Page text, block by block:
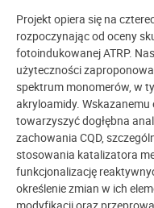
Projekt opiera się na
rozpoczynając od oceny
fotoindukowanej ATRP.
użyteczności
spektrum monomerów, w
akryloamidy.
towarzyszyć dogłębna
zachowania CQD,
stosowania katalizatora
funkcjonalizację
określenie zmian w ich